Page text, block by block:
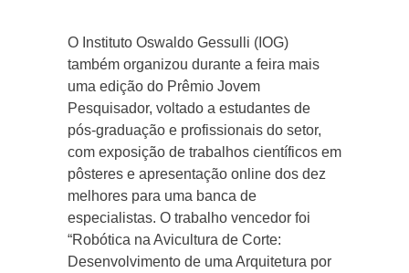
O Instituto Oswaldo Gessulli (IOG)
também organizou durante a feira mais
uma edição do Prêmio Jovem
Pesquisador, voltado a estudantes de
pós-graduação e profissionais do setor,
com exposição de trabalhos científicos em
pôsteres e apresentação online dos dez
melhores para uma banca de
especialistas. O trabalho vencedor foi
“Robótica na Avicultura de Corte:
Desenvolvimento de uma Arquitetura por